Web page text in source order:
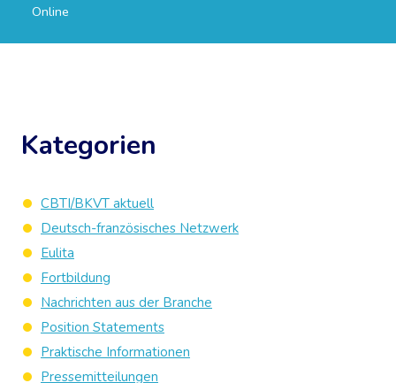
Online
Kategorien
CBTI/BKVT aktuell
Deutsch-französisches Netzwerk
Eulita
Fortbildung
Nachrichten aus der Branche
Position Statements
Praktische Informationen
Pressemitteilungen